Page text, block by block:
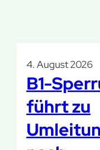
4. August 2026
B1-
führt zu